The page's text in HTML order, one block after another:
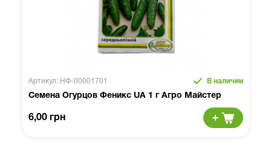
Артикул: НФ-00001701 В наличии
Семена Огурцов Феникс UA 1 г Агро Майстер
6,00 грн